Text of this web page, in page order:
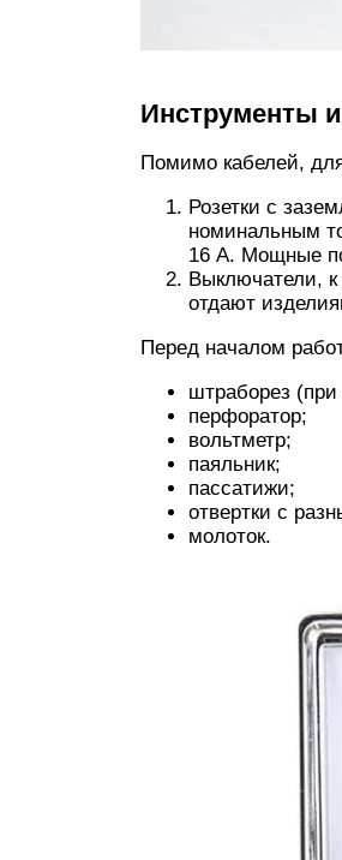
Инструменты
Помимо кабелей,
Розетки с
номинальным
16 А. Мощные
Выключатели,
отдают
Перед началом
штраборез
перфоратор;
вольтметр;
паяльник;
пассатижи;
отвертки с
молоток.